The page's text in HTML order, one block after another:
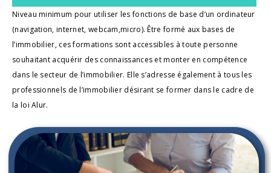
Niveau minimum pour utiliser les fonctions de base d’un ordinateur
(navigation, internet, webcam,micro). Être formé aux bases de
l’immobilier, ces formations sont accessibles à toute personne
souhaitant acquérir des connaissances et monter en compétence
dans le secteur de l’immobilier. Elle s’adresse également à tous les
professionnels de l’immobilier désirant se former dans le cadre de
la loi Alur.